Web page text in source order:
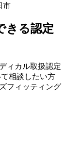
市
きる認定
ィカル取扱認定
相談したい方
フィッティング